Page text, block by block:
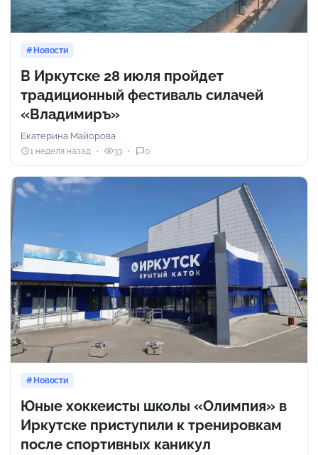
Новости
В Иркутске 28 июля пройдет
традиционный фестиваль силачей
«Владимиръ»
Екатерина Майорова
1 неделя назад 33 0
Новости
Юные хоккеисты школы «Олимпия» в
Иркутске приступили к тренировкам
после спортивных каникул